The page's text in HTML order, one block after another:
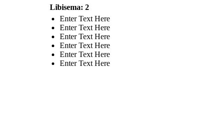
Libisema: 2
Enter Text Here
Enter Text Here
Enter Text Here
Enter Text Here
Enter Text Here
Enter Text Here